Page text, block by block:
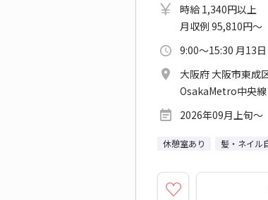
時給 1,340円以上
月収例 95,810円～
9:00～15:30 月13
大阪府 大阪市東成
OsakaMetro中央線
2026年09月上旬～
休憩室あり 髪・ネイル